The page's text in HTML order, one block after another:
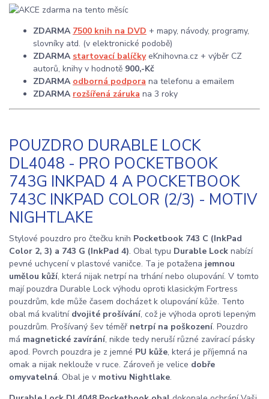
ZDARMA 7500 knih na DVD + mapy, návody, programy,
slovníky atd. (v elektronické podobě)
ZDARMA startovací balíčkyeKnihovna.cz + výběr CZ
autorů, knihy v hodnotě 900,-Kč
ZDARMA odborná podpora na telefonu a emailem
ZDARMA rozšířená záruka na 3 roky
POUZDRO DURABLE LOCK
DL4048 - PRO POCKETBOOK
743G INKPAD 4 A POCKETBOOK
743C INKPAD COLOR (2/3) - MOTIV
NIGHTLAKE
Stylové pouzdro pro čtečku knih Pocketbook 743 C (InkPad
Color 2, 3) a 743 G (InkPad 4). Obal typu Durable Lock nabízí
pevné uchycení v plastové vaničce. Ta je potažena jemnou
umělou kůží, která nijak netrpí na trhání nebo olupování. V tomto
mají pouzdra Durable Lock výhodu oproti klasickým Fortress
pouzdrům, kde může časem docházet k olupování kůže. Tento
obal má kvalitní dvojité prošívání, což je výhoda oproti lepeným
pouzdrům. Prošívaný šev téměř netrpí na poškození. Pouzdro
má magnetické zavírání, nikde tedy neruší různé zavírací pásky
apod. Povrch pouzdra je z jemné PU kůže, která je příjemná na
omak a nijak neklouže v ruce. Zároveň je velice dobře
omyvatelná. Obal je v motivu Nightlake.